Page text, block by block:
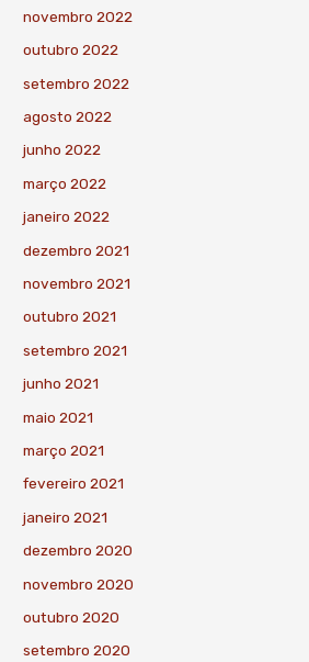
novembro 2022
outubro 2022
setembro 2022
agosto 2022
junho 2022
março 2022
janeiro 2022
dezembro 2021
novembro 2021
outubro 2021
setembro 2021
junho 2021
maio 2021
março 2021
fevereiro 2021
janeiro 2021
dezembro 2020
novembro 2020
outubro 2020
setembro 2020